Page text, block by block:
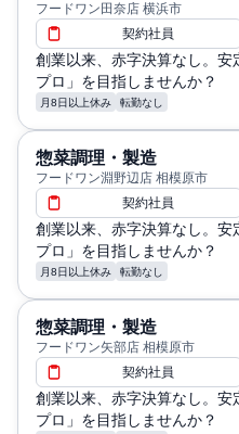
フードワン田奈店 横浜市
契約社員
創業以来、赤字決算なし。
プロ」を目指しませんか？
月8日以上休み 転勤なし
惣菜調理・製造
フードワン淵野辺店 相模原市
契約社員
創業以来、赤字決算なし。
プロ」を目指しませんか？
月8日以上休み 転勤なし
惣菜調理・製造
フードワン矢部店 相模原市
契約社員
創業以来、赤字決算なし。
プロ」を目指しませんか？